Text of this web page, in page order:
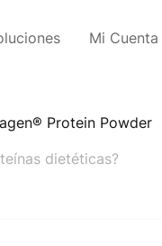
Mi Cuenta
Protein Powder
dietéticas?